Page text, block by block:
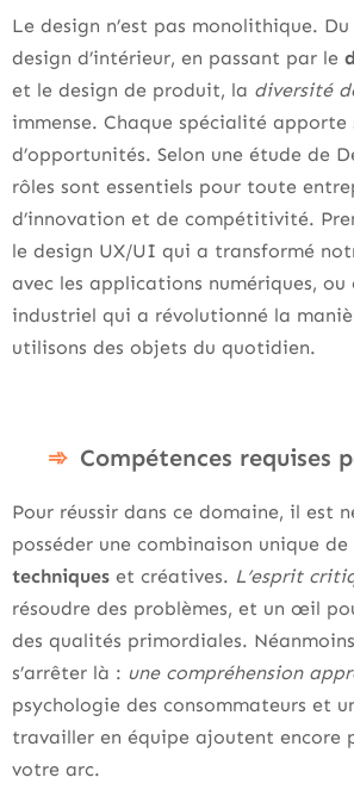
Le design n’est pas monolithique. Du
design d’intérieur, en passant par le
et le design de produit, la diversité
immense. Chaque spécialité
d’opportunités. Selon une étude de
rôles sont essentiels pour toute
d’innovation et de compétitivité.
le design UX/UI qui a transformé
avec les applications numériques, ou
industriel qui a révolutionné la
utilisons des objets du quotidien.
Compétences requises
Pour réussir dans ce domaine, il est
posséder une combinaison unique de
techniques et créatives. L’esprit
résoudre des problèmes, et un œil
des qualités primordiales.
s’arrêter là : une compréhension
psychologie des consommateurs et
travailler en équipe ajoutent encore
votre arc.